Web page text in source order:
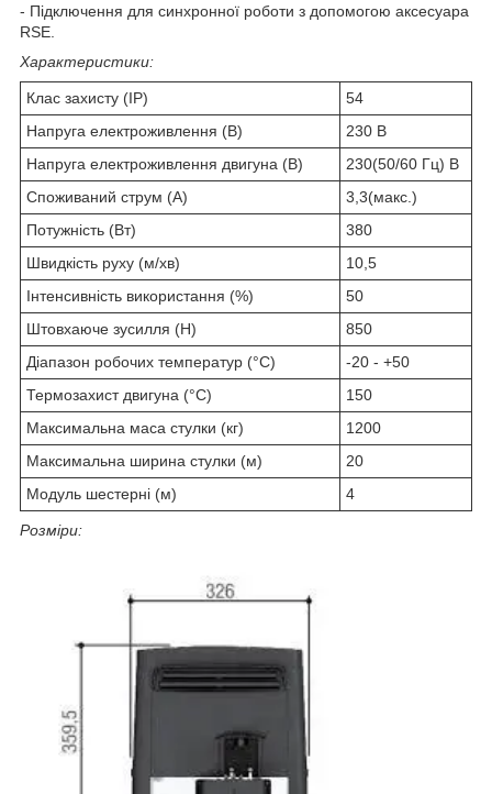
- Підключення для синхронної роботи з допомогою аксесуара
RSE.
Характеристики:
Клас захисту (IP)
54
Напруга електроживлення (В)
230 В
Напруга електроживлення двигуна (В)
230(50/60 Гц) В
Споживаний струм (А)
3,3(макс.)
Потужність (Вт)
380
Швидкість руху (м/хв)
10,5
Інтенсивність використання (%)
50
Штовхаюче зусилля (Н)
850
Діапазон робочих температур (°C)
-20 - +50
Термозахист двигуна (°C)
150
Максимальна маса стулки (кг)
1200
Максимальна ширина стулки (м)
20
Модуль шестерні (м)
4
Розміри: